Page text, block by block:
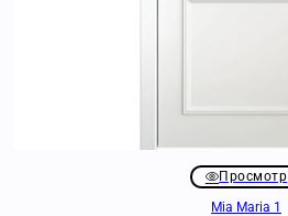
Просмотр
Mia Maria 1